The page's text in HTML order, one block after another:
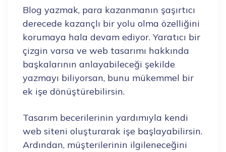
Blog yazmak, para kazanmanın şaşırtıcı
derecede kazançlı bir yolu olma özelliğini
korumaya hala devam ediyor. Yaratıcı bir
çizgin varsa ve web tasarımı hakkında
başkalarının anlayabileceği şekilde
yazmayı biliyorsan, bunu mükemmel bir
ek işe dönüştürebilirsin.
Tasarım becerilerinin yardımıyla kendi
web siteni oluşturarak işe başlayabilirsin.
Ardından, müşterilerinin ilgileneceğini